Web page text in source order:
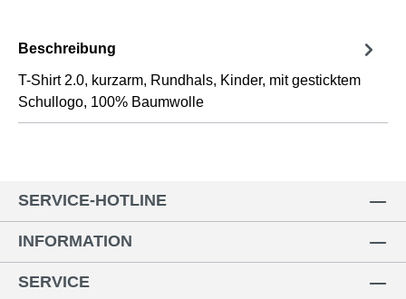
Beschreibung
T-Shirt 2.0, kurzarm, Rundhals, Kinder, mit gesticktem
Schullogo, 100% Baumwolle
SERVICE-HOTLINE
INFORMATION
SERVICE